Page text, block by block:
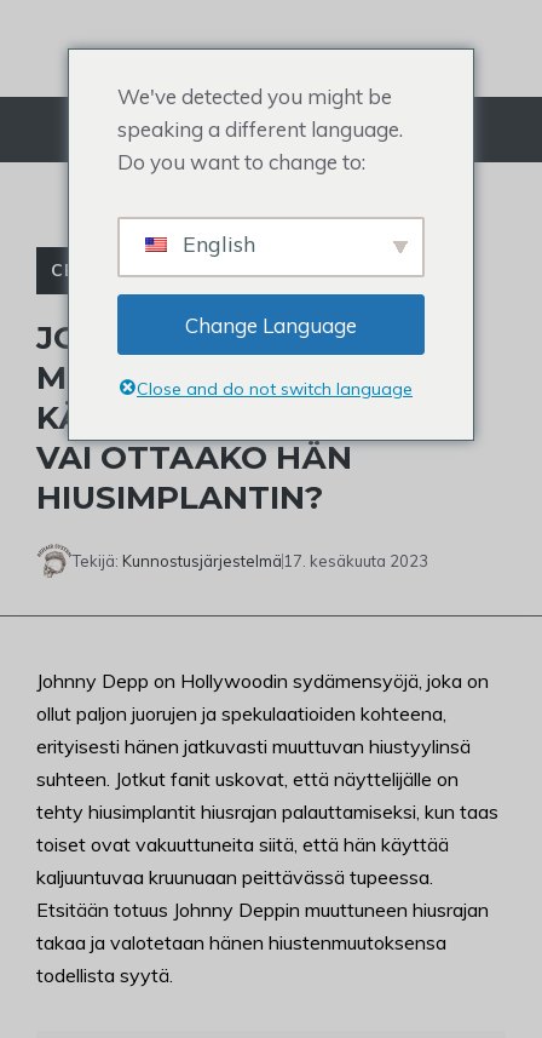
sisältöön
Valikko
CELEBRITY TOUPEE
JOHNNY DEPPIN
MUUTTUNUT HIUSRAJA:
KÄYTTÄÄKÖ HÄN TUPPIA
VAI OTTAAKO HÄN
HIUSIMPLANTIN?
Tekijä: Kunnostusjärjestelmä 17. kesäkuuta 2023
Johnny Depp on Hollywoodin sydämensyöjä, joka on
ollut paljon juorujen ja spekulaatioiden kohteena,
erityisesti hänen jatkuvasti muuttuvan hiustyylinsä
suhteen. Jotkut fanit uskovat, että näyttelijälle on
tehty hiusimplantit hiusrajan palauttamiseksi, kun taas
toiset ovat vakuuttuneita siitä, että hän käyttää
kaljuuntuvaa kruunuaan peittävässä tupeessa.
Etsitään totuus Johnny Deppin muuttuneen hiusrajan
takaa ja valotetaan hänen hiustenmuutoksensa
todellista syytä.
We've detected you might be
speaking a different language.
Do you want to change to:
English
Change Language
Close and do not switch language